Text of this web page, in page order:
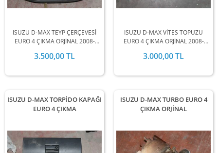
ISUZU D-MAX TEYP ÇERÇEVESİ
EURO 4 ÇIKMA ORJİNAL 2008-
ARALIĞINDA STOKLARIMIZDA
3.500,00 TL
ISUZU D-MAX VİTES TOPUZU
EURO 4 ÇIKMA ORJİNAL 2008-
ARALIĞINDA STOKLARIMIZDA
3.000,00 TL
ISUZU D-MAX TORPİDO KAPAĞI
EURO 4 ÇIKMA
ISUZU D-MAX TURBO EURO 4
ÇIKMA ORJİNAL